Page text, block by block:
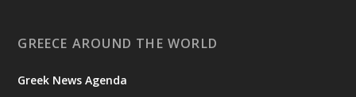
GREECE AROUND THE WORLD
Greek News Agenda